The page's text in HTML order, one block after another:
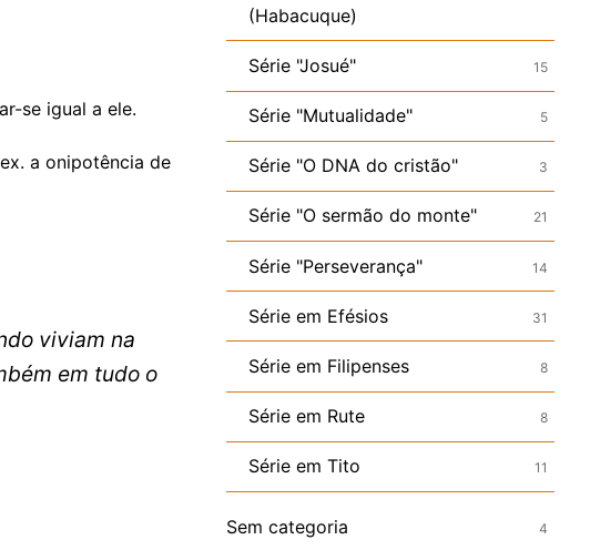
se igual a ele.
a onipotência de
viviam na
em tudo o
(Habacuque)
Série "Josué" 15
Série "Mutualidade" 5
Série "O DNA do cristão" 3
Série "O sermão do monte" 21
Série "Perseverança" 14
Série em Efésios 31
Série em Filipenses 8
Série em Rute 8
Série em Tito 11
Sem categoria 4